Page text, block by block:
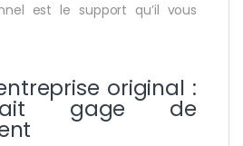
est le support qu’il vous
original :
gage de